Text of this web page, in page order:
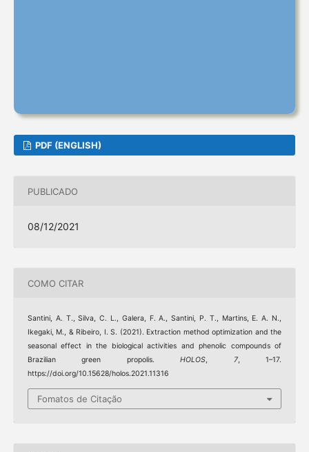
PDF (ENGLISH)
PUBLICADO
08/12/2021
COMO CITAR
Santini, A. T., Silva, C. L., Galera, F. A., Santini, P. T., Martins, E. A. N.,
Ikegaki, M., & Ribeiro, I. S. (2021). Extraction method optimization and the
seasonal effect in the biological activities and phenolic compounds of
Brazilian green propolis.HOLOS, 7, 1–17.
https://doi.org/10.15628/holos.2021.11316
Fomatos de Citação